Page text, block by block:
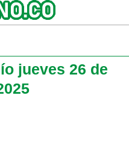
jueves 26 de